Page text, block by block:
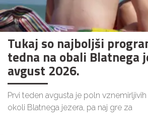
Tukaj so najboljši
tedna na obali Blatnega
avgust 2026.
Prvi teden avgusta je poln
okoli Blatnega jezera, pa naj gre za